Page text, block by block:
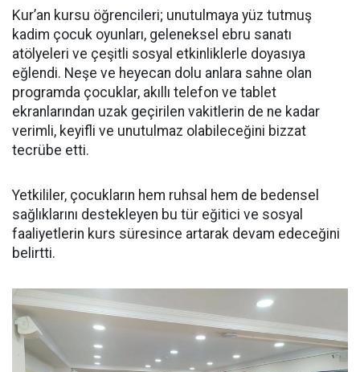
Kur’an kursu öğrencileri; unutulmaya yüz tutmuş
kadim çocuk oyunları, geleneksel ebru sanatı
atölyeleri ve çeşitli sosyal etkinliklerle doyasıya
eğlendi. Neşe ve heyecan dolu anlara sahne olan
programda çocuklar, akıllı telefon ve tablet
ekranlarından uzak geçirilen vakitlerin de ne kadar
verimli, keyifli ve unutulmaz olabileceğini bizzat
tecrübe etti.
Yetkililer, çocukların hem ruhsal hem de bedensel
sağlıklarını destekleyen bu tür eğitici ve sosyal
faaliyetlerin kurs süresince artarak devam edeceğini
belirtti.